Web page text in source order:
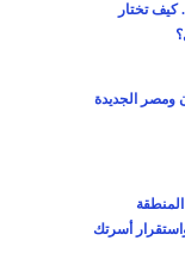
تختار
ومصر الجديدة
أسرتك